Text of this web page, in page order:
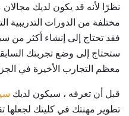
نظرًا لأنه قد يكون لديك مجالان
مختلفة من الدورات التدريبية
فقد تحتاج إلى إنشاء أكثر من
ستحتاج إلى وضع تجربتك
معظم التجارب الأخيرة في
قبل أن تعرفه ، سيكون لديك
تطوير مهنتك في كليتك لجعلها